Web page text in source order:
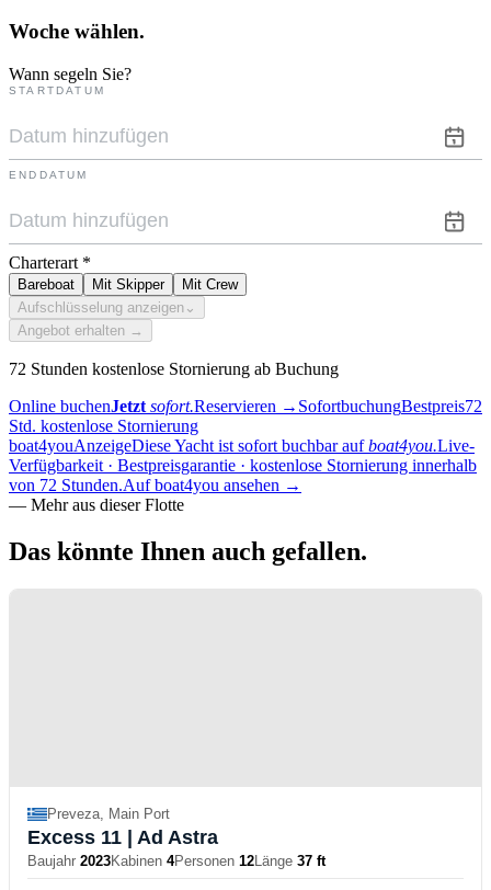
Woche wählen.
Wann segeln Sie?
STARTDATUM
ENDDATUM
Charterart *
Bareboat Mit Skipper
Mit Crew
Aufschlüsselung anzeigen ⌄
Angebot erhalten →
72 Stunden kostenlose Stornierung ab Buchung
Online buchenJetzt sofort.Reservieren → SofortbuchungBestpreis72
Std. kostenlose Stornierung
boat4youAnzeigeDiese Yacht ist sofort buchbar auf boat4you.Live-
Verfügbarkeit · Bestpreisgarantie · kostenlose Stornierung innerhalb
von 72 Stunden.Auf boat4you ansehen →
— Mehr aus dieser Flotte
Das könnte Ihnen auch gefallen.
Preveza, Main Port
Excess 11 | Ad Astra
Baujahr 2023Kabinen 4Personen 12Länge 37 ft